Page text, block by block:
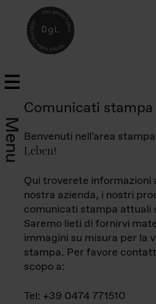
Menu
Comunicati stampa
Benvenuti nell'area
Leben!
Qui troverete informazioni
nostra azienda, i nostri
comunicati stampa attuali
Saremo lieti di fornirvi
immagini su misura per la
stampa. Per favore
scopo a:
Tel: +39 0474 771510